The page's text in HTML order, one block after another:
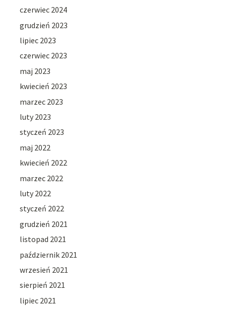
czerwiec 2024
grudzień 2023
lipiec 2023
czerwiec 2023
maj 2023
kwiecień 2023
marzec 2023
luty 2023
styczeń 2023
maj 2022
kwiecień 2022
marzec 2022
luty 2022
styczeń 2022
grudzień 2021
listopad 2021
październik 2021
wrzesień 2021
sierpień 2021
lipiec 2021